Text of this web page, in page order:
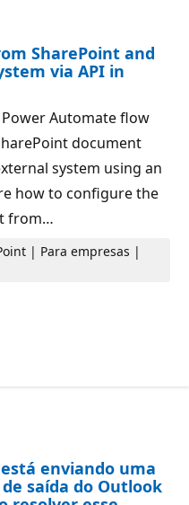
SharePoint and
via API in
Automate flow
document
system using an
how to configure the
from…
| Para empresas |
enviando uma
saída do Outlook